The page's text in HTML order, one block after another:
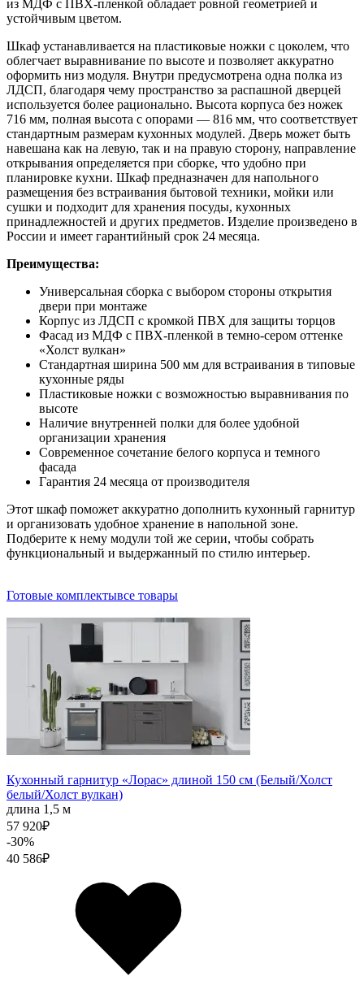
из МДФ с ПВХ-пленкой обладает ровной геометрией и
устойчивым цветом.
Шкаф устанавливается на пластиковые ножки с цоколем, что
облегчает выравнивание по высоте и позволяет аккуратно
оформить низ модуля. Внутри предусмотрена одна полка из
ЛДСП, благодаря чему пространство за распашной дверцей
используется более рационально. Высота корпуса без ножек
716 мм, полная высота с опорами — 816 мм, что соответствует
стандартным размерам кухонных модулей. Дверь может быть
навешана как на левую, так и на правую сторону, направление
открывания определяется при сборке, что удобно при
планировке кухни. Шкаф предназначен для напольного
размещения без встраивания бытовой техники, мойки или
сушки и подходит для хранения посуды, кухонных
принадлежностей и других предметов. Изделие произведено в
России и имеет гарантийный срок 24 месяца.
Преимущества:
Универсальная сборка с выбором стороны открытия
двери при монтаже
Корпус из ЛДСП с кромкой ПВХ для защиты торцов
Фасад из МДФ с ПВХ-пленкой в темно-сером оттенке
«Холст вулкан»
Стандартная ширина 500 мм для встраивания в типовые
кухонные ряды
Пластиковые ножки с возможностью выравнивания по
высоте
Наличие внутренней полки для более удобной
организации хранения
Современное сочетание белого корпуса и темного
фасада
Гарантия 24 месяца от производителя
Этот шкаф поможет аккуратно дополнить кухонный гарнитур
и организовать удобное хранение в напольной зоне.
Подберите к нему модули той же серии, чтобы собрать
функциональный и выдержанный по стилю интерьер.
Готовые комплектывсе товары
Кухонный гарнитур «Лорас» длиной 150 см (Белый/Холст
белый/Холст вулкан)
длина 1,5 м
57 920₽
-30%
40 586₽